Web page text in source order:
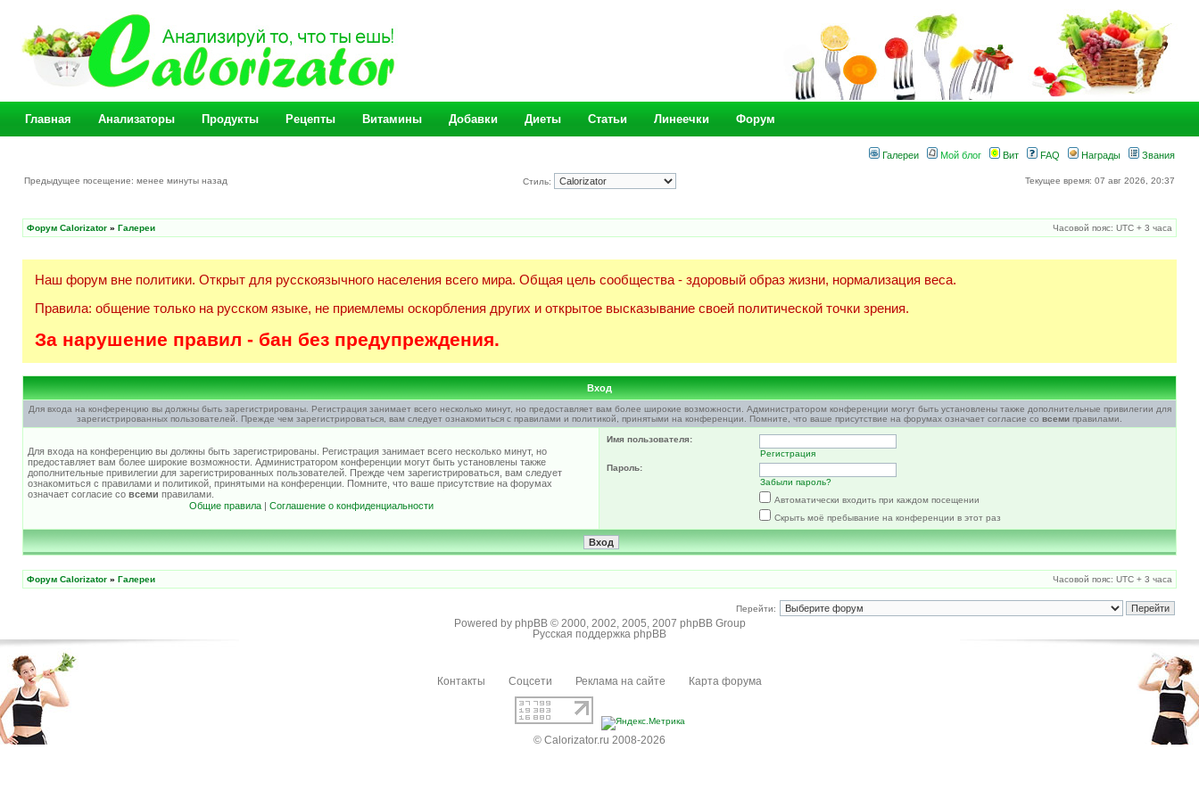
Главная Анализаторы Продукты Рецепты Витамины Добавки Диеты Статьи Линеечки Форум
Галереи Мой блог Вит FAQ Награды Звания
Предыдущее посещение: менее минуты назад Стиль: Текущее время: 07 авг 2026, 20:37
Форум Calorizator » Галереи Часовой пояс: UTC + 3 часа
Наш форум вне политики. Открыт для русскоязычного населения всего мира. Общая цель сообщества - здоровый образ жизни, нормализация веса.
Правила: общение только на русском языке, не приемлемы оскорбления других и открытое высказывание своей политической точки зрения.
За нарушение правил - бан без предупреждения.
Вход
Для входа на конференцию вы должны быть зарегистрированы. Регистрация занимает всего несколько минут, но предоставляет вам более широкие возможности. Администратором конференции могут быть установлены также дополнительные привилегии для
зарегистрированных пользователей. Прежде чем зарегистрироваться, вам следует ознакомиться с правилами и политикой, принятыми на конференции. Помните, что ваше присутствие на форумах означает согласие со всемиправилами.
Для входа на конференцию вы должны быть зарегистрированы. Регистрация занимает всего несколько минут, но
предоставляет вам более широкие возможности. Администратором конференции могут быть установлены также
дополнительные привилегии для зарегистрированных пользователей. Прежде чем зарегистрироваться, вам следует
ознакомиться с правилами и политикой, принятыми на конференции. Помните, что ваше присутствие на форумах
означает согласие со всеми правилами.
Общие правила| Соглашение о конфиденциальности
Имя пользователя:
Регистрация
Пароль:
Забыли пароль?
Автоматически входить при каждом посещении
Скрыть моё пребывание на конференции в этот раз
Форум Calorizator » Галереи Часовой пояс: UTC + 3 часа
Перейти:
Powered by phpBB© 2000, 2002, 2005, 2007 phpBB Group
Русская поддержка phpBB
Контакты Соцсети Реклама на сайте Карта форума
© Calorizator.ru 2008-2026